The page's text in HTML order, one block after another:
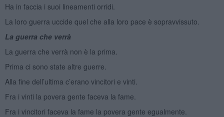
Ha in faccia i suoi lineamenti orridi.
La loro guerra uccide quel che alla loro pace è sopravvissuto.
La guerra che verrà
La guerra che verrà non è la prima.
Prima ci sono state altre guerre.
Alla fine dell’ultima c’erano vincitori e vinti.
Fra i vinti la povera gente faceva la fame.
Fra i vincitori faceva la fame la povera gente egualmente.